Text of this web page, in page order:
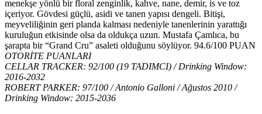
menekşe yönlü bir floral zenginlik, kahve, nane, demir, is ve toz
içeriyor. Gövdesi güçlü, asidi ve tanen yapısı dengeli. Bitişi,
meyveliliğinin geri planda kalması nedeniyle tanenlerinin yarattığı
kuruluğun etkisinde olsa da oldukça uzun. Mustafa Çamlıca, bu
şarapta bir “Grand Cru” asaleti olduğunu söylüyor. 94.6/100 PUAN
OTORİTE PUANLARI
CELLAR TRACKER: 92/100 (19 TADIMCI) / Drinking Window:
2016-2032
ROBERT PARKER: 97/100 / Antonio Galloni / Ağustos 2010 /
Drinking Window: 2015-2036